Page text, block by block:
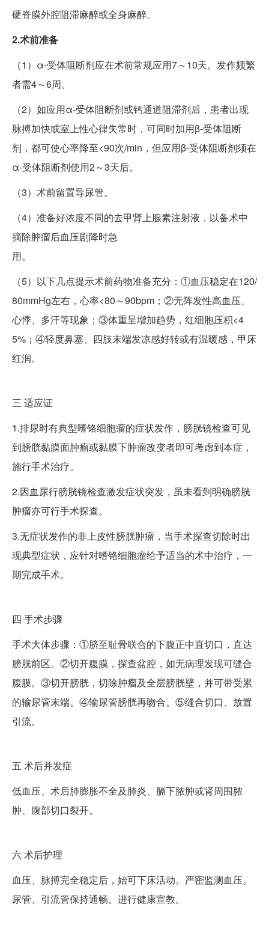
硬脊膜外腔阻滞麻醉或全身麻醉。
2.术前准备
（1）α-受体阻断剂应在术前常规应用7～10天。发作频繁
者需4～6周。
（2）如应用α-受体阻断剂或钙通道阻滞剂后，患者出现
脉搏加快或室上性心律失常时，可同时加用β-受体阻断
剂，都可使心率降至<90次/min，但应用β-受体阻断剂须在
α-受体阻断剂使用2～3天后。
（3）术前留置导尿管。
（4）准备好浓度不同的去甲肾上腺素注射液，以备术中
摘除肿瘤后血压剧降时急
用。
（5）以下几点提示术前药物准备充分：①血压稳定在120/
80mmHg左右，心率<80～90bpm；②无阵发性高血压、
心悸、多汗等现象；③体重呈增加趋势，红细胞压积<4
5%；④轻度鼻塞、四肢末端发凉感好转或有温暖感，甲床
红润。
三 适应证
1.排尿时有典型嗜铬细胞瘤的症状发作，膀胱镜检查可见
到膀胱黏膜面肿瘤或黏膜下肿瘤改变者即可考虑到本症，
施行手术治疗。
2.因血尿行膀胱镜检查激发症状突发，虽未看到明确膀胱
肿瘤亦可行手术探查。
3.无症状发作的非上皮性膀胱肿瘤，当手术探查切除时出
现典型症状，应针对嗜铬细胞瘤给予适当的术中治疗，一
期完成手术。
四 手术步骤
手术大体步骤：①脐至耻骨联合的下腹正中直切口，直达
膀胱前区。②切开腹膜，探查盆腔，如无病理发现可缝合
腹膜。③切开膀胱，切除肿瘤及全层膀胱壁，并可带受累
的输尿管末端。④输尿管膀胱再吻合。⑤缝合切口、放置
引流。
五 术后并发症
低血压、术后肺膨胀不全及肺炎、膈下脓肿或肾周围脓
肿、腹部切口裂开。
六术后护理
血压、脉搏完全稳定后，始可下床活动。严密监测血压。
尿管、引流管保持通畅。进行健康宣教。